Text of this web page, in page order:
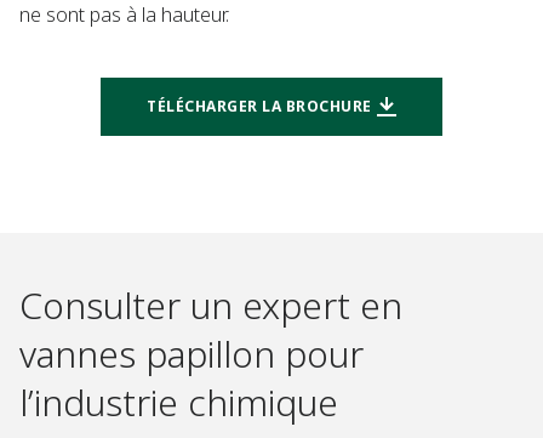
ne sont pas à la hauteur.
TÉLÉCHARGER LA BROCHURE
Consulter un expert en
vannes papillon pour
l’industrie chimique